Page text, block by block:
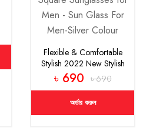
Flexible & Comfortable
Stylish 2022 New Stylish
and Fashionable Trendy
Square Sunglasses for
Men - Sun Glass For Men-
Silver Colour
৳ 690 ৳ 690
অর্ডার করুন